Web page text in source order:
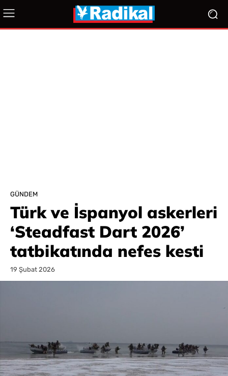
GÜNDEM
Türk ve İspanyol askerleri
‘Steadfast Dart 2026’
tatbikatında nefes kesti
19 Şubat 2026